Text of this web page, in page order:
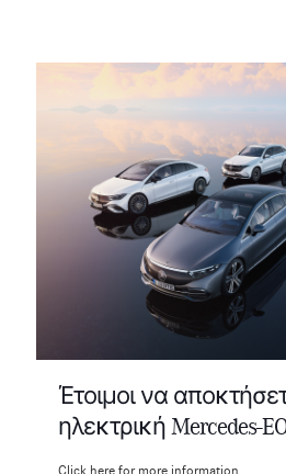
Έτοιμοι να
ηλεκτρική Mercedes-
Click here for more information.